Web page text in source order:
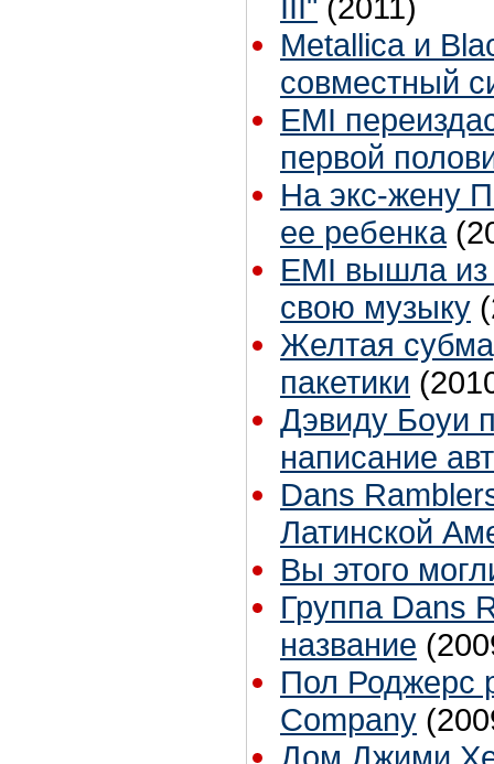
III" (2011)
Metallica и
совместный
EMI
первой
На экс-жену
ее ребенка
EMI вышла из
свою музыку
Желтая
пакетики
Дэвиду Боуи
написание
Dans
Латинской
Вы этого
Группа Dans
название
Пол Роджерс
Company